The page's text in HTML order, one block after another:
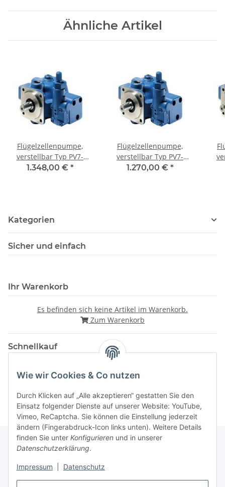
Wie wir Cookies & Co nutzen
Durch Klicken auf „Alle akzeptieren“ gestatten Sie den
Einsatz folgender Dienste auf unserer Website: YouTube,
Vimeo, ReCaptcha. Sie können die Einstellung jederzeit
ändern (Fingerabdruck-Icon links unten). Weitere Details
finden Sie unter Konfigurieren und in unserer
Datenschutzerklärung.
Impressum Datenschutz
Ähnliche Artikel
Flügelzellenpumpe,
verstellbar Typ PV7-
2X/20-25RA01MA0-10
1.348,00 € *
Flügelzellenpumpe,
verstellbar Typ PV7-
1X/10-14RE01MC0-16
1.270,00 € *
Kategorien
Sicher und einfach
Ihr Warenkorb
Es befinden sich keine Artikel im Warenkorb.
Zum Warenkorb
Schnellkauf
Gesetzliche Informationen